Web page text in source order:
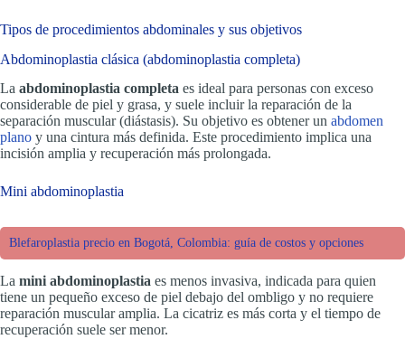
Tipos de procedimientos abdominales y sus objetivos
Abdominoplastia clásica (abdominoplastia completa)
La abdominoplastia completa es ideal para personas con exceso
considerable de piel y grasa, y suele incluir la reparación de la
separación muscular (diástasis). Su objetivo es obtener un abdomen
plano y una cintura más definida. Este procedimiento implica una
incisión amplia y recuperación más prolongada.
Mini abdominoplastia
Blefaroplastia precio en Bogotá, Colombia: guía de costos y opciones
La mini abdominoplastia es menos invasiva, indicada para quien
tiene un pequeño exceso de piel debajo del ombligo y no requiere
reparación muscular amplia. La cicatriz es más corta y el tiempo de
recuperación suele ser menor.